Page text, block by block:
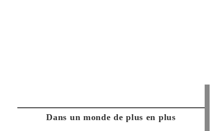
Dans un monde de plus en plus